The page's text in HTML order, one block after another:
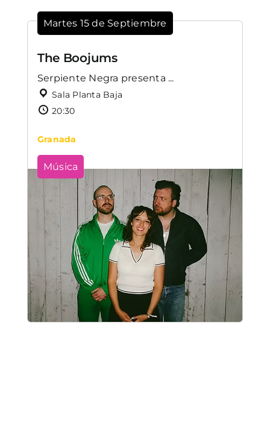
Martes 15 de Septiembre
The Boojums
Serpiente Negra presenta ...
Sala Planta Baja
20:30
Granada
Música